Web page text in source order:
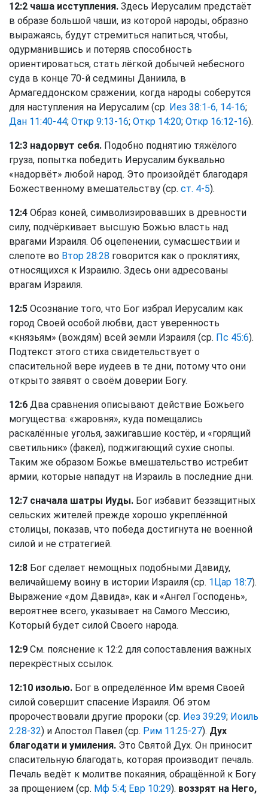
12:2 чаша исступления. Здесь Иерусалим предстаёт
в образе большой чаши, из которой народы, образно
выражаясь, будут стремиться напиться, чтобы,
одурманившись и потеряв способность
ориентироваться, стать лёгкой добычей небесного
суда в конце 70-й седмины Даниила, в
Армагеддонском сражении, когда народы соберутся
для наступления на Иерусалим (ср. Иез 38:1-6, 14-16;
Дан 11:40-44; Откр 9:13-16; Откр 14:20; Откр 16:12-16).
12:3 надорвут себя. Подобно поднятию тяжёлого
груза, попытка победить Иерусалим буквально
«надорвёт» любой народ. Это произойдёт благодаря
Божественному вмешательству (ср. ст. 4-5).
12:4 Образ коней, символизировавших в древности
силу, подчёркивает высшую Божью власть над
врагами Израиля. Об оцепенении, сумасшествии и
слепоте во Втор 28:28 говорится как о проклятиях,
относящихся к Израилю. Здесь они адресованы
врагам Израиля.
12:5 Осознание того, что Бог избрал Иерусалим как
город Своей особой любви, даст уверенность
«князьям» (вождям) всей земли Израиля (ср. Пс 45:6).
Подтекст этого стиха свидетельствует о
спасительной вере иудеев в те дни, потому что они
открыто заявят о своём доверии Богу.
12:6 Два сравнения описывают действие Божьего
могущества: «жаровня», куда помещались
раскалённые уголья, зажигавшие костёр, и «горящий
светильник» (факел), поджигающий сухие снопы.
Таким же образом Божье вмешательство истребит
армии, которые нападут на Израиль в последние дни.
12:7 сначала шатры Иуды. Бог избавит беззащитных
сельских жителей прежде хорошо укреплённой
столицы, показав, что победа достигнута не военной
силой и не стратегией.
12:8 Бог сделает немощных подобными Давиду,
величайшему воину в истории Израиля (ср. 1Цар 18:7).
Выражение «дом Давида», как и «Ангел Господень»,
вероятнее всего, указывает на Самого Мессию,
Который будет силой Своего народа.
12:9 См. пояснение к 12:2 для сопоставления важных
перекрёстных ссылок.
12:10 изолью. Бог в определённое Им время Своей
силой совершит спасение Израиля. Об этом
пророчествовали другие пророки (ср. Иез 39:29; Иоиль
2:28-32) и Апостол Павел (ср. Рим 11:25-27). Дух
благодати и умиления. Это Святой Дух. Он приносит
спасительную благодать, которая производит печаль.
Печаль ведёт к молитве покаяния, обращённой к Богу
за прощением (ср. Мф 5:4; Евр 10:29). воззрят на Него,